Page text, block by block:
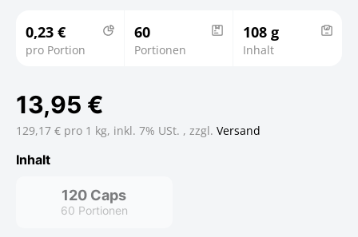
0,23 €
pro Portion
60
Portionen
108 g
Inhalt
13,95 €
129,17 € pro 1 kg, inkl. 7% USt. , zzgl. Versand
Inhalt
120 Caps
60 Portionen